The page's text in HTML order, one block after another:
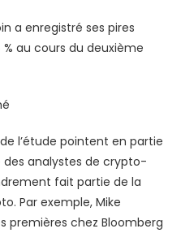
a enregistré ses pires
au cours du deuxième
l’étude pointent en partie
des analystes de crypto-
fait partie de la
Par exemple, Mike
premières chez Bloomberg